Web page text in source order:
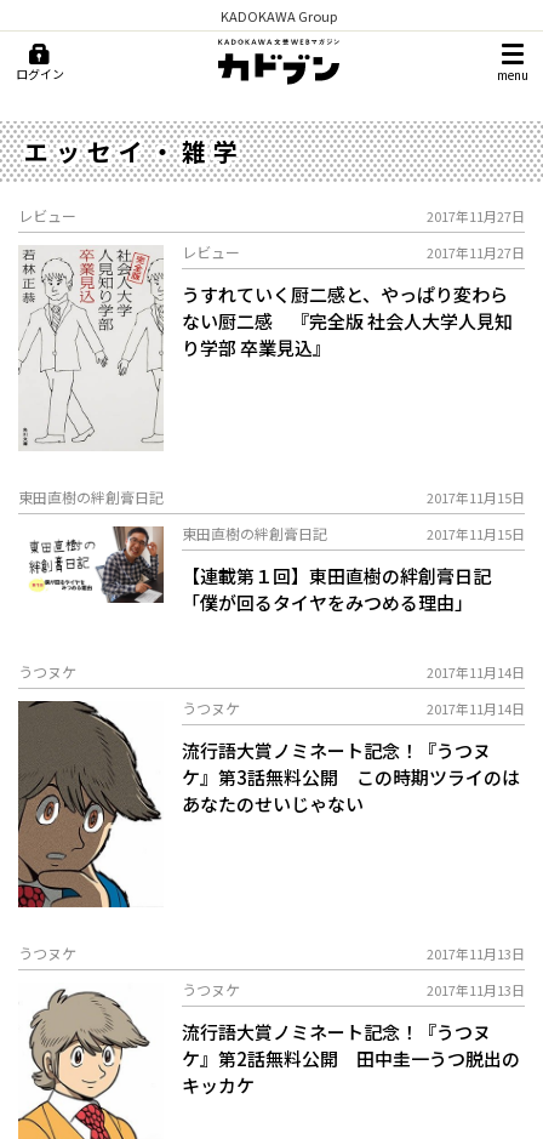
KADOKAWA Group
ログイン menu
エッセイ・雑学
レビュー 2017年11月27日
レビュー 2017年11月27日
うすれていく厨二感と、やっぱり変わら
ない厨二感 『完全版 社会人大学人見知
り学部 卒業見込』
東田直樹の絆創膏日記 2017年11月15日
東田直樹の絆創膏日記 2017年11月15日
【連載第１回】東田直樹の絆創膏日記
「僕が回るタイヤをみつめる理由」
うつヌケ 2017年11月14日
うつヌケ 2017年11月14日
流行語大賞ノミネート記念！『うつヌ
ケ』第3話無料公開 この時期ツライのは
あなたのせいじゃない
うつヌケ 2017年11月13日
うつヌケ 2017年11月13日
流行語大賞ノミネート記念！『うつヌ
ケ』第2話無料公開 田中圭一うつ脱出の
キッカケ